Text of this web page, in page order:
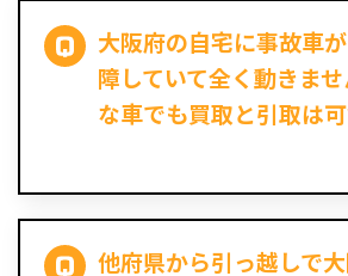
大阪府の自宅に事故車
障していて全く動きま
な車でも買取と引取は
他府県から引っ越しで